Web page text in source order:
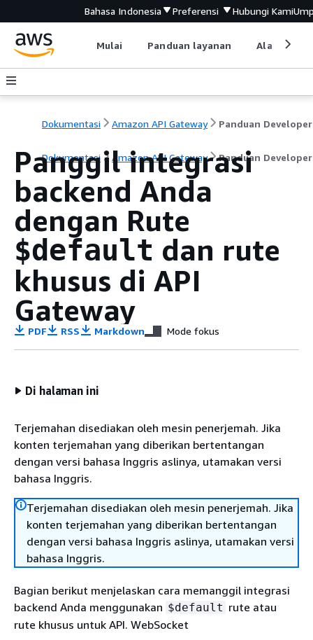
Bahasa Indonesia Preferensi Hubungi Kami
Mulai Panduan layanan Alat
Dokumentasi Amazon API Gateway Panduan Developer
Dokumentasi Amazon API Gateway Panduan Developer
Panggil integrasi
backend Anda
dengan Rute
$default dan rute
khusus di API
Gateway
PDF RSS Markdown Mode fokus
Di halaman ini
Terjemahan disediakan oleh mesin penerjemah. Jika
konten terjemahan yang diberikan bertentangan
dengan versi bahasa Inggris aslinya, utamakan versi
bahasa Inggris.
Terjemahan disediakan oleh mesin penerjemah. Jika
konten terjemahan yang diberikan bertentangan
dengan versi bahasa Inggris aslinya, utamakan versi
bahasa Inggris.
Bagian berikut menjelaskan cara memanggil integrasi
backend Anda menggunakan $default rute atau
rute khusus untuk API. WebSocket